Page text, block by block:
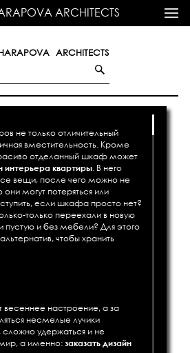
ARCHITECTS
ARCHITECTS
не только отличительный
вместительность. Кроме
отделанный шкаф может
интерьера квартиры. В него
вещи, после чего можно не
могут потеряться или
если шкафа просто нет?
только переехали в новую
пустую и без мебели? Для этого
чтобы хранить
весеннее настроение, а за
несмелые лучики
удержаться и не
а именно:заказать дизайн